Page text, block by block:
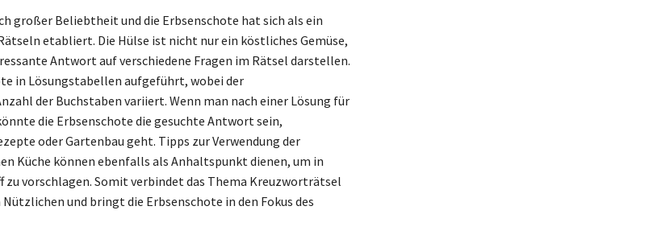
großer Beliebtheit und die Erbsenschote hat sich als ein
etabliert. Die Hülse ist nicht nur ein köstliches Gemüse,
Antwort auf verschiedene Fragen im Rätsel darstellen.
in Lösungstabellen aufgeführt, wobei der
der Buchstaben variiert. Wenn man nach einer Lösung für
die Erbsenschote die gesuchte Antwort sein,
oder Gartenbau geht. Tipps zur Verwendung der
Küche können ebenfalls als Anhaltspunkt dienen, um in
vorschlagen. Somit verbindet das Thema Kreuzworträtsel
und bringt die Erbsenschote in den Fokus des